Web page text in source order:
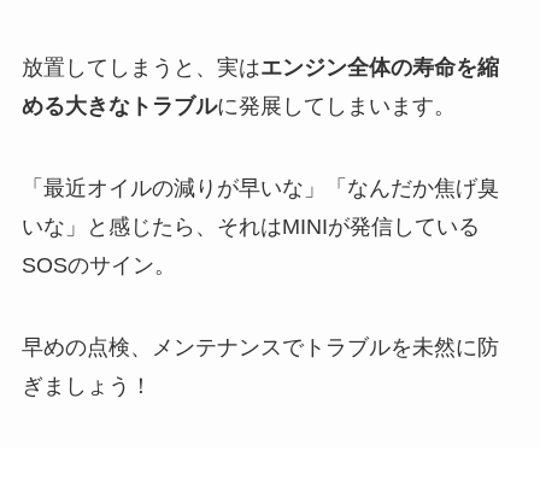
放置してしまうと、実はエンジン全体の寿命を縮
める大きなトラブルに発展してしまいます。
「最近オイルの減りが早いな」「なんだか焦げ臭
いな」と感じたら、それはMINIが発信している
SOSのサイン。
早めの点検、メンテナンスでトラブルを未然に防
ぎましょう！